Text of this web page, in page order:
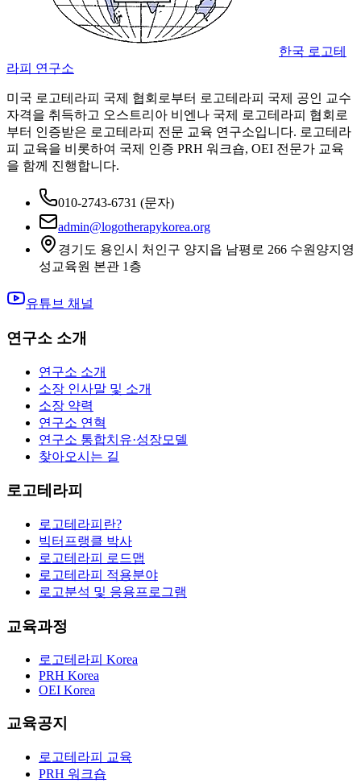
한국 로고테
라피 연구소
미국 로고테라피 국제 협회로부터 로고테라피 국제 공인 교수
자격을 취득하고 오스트리아 비엔나 국제 로고테라피 협회로
부터 인증받은 로고테라피 전문 교육 연구소입니다. 로고테라
피 교육을 비롯하여 국제 인증 PRH 워크숍, OEI 전문가 교육
을 함께 진행합니다.
010-2743-6731 (문자)
admin@logotherapykorea.org
경기도 용인시 처인구 양지읍 남평로 266 수원양지영
성교육원 본관 1층
유튜브 채널
연구소 소개
연구소 소개
소장 인사말 및 소개
소장 약력
연구소 연혁
연구소 통합치유·성장모델
찾아오시는 길
로고테라피
로고테라피란?
빅터프랭클 박사
로고테라피 로드맵
로고테라피 적용분야
로고분석 및 응용프로그램
교육과정
로고테라피 Korea
PRH Korea
OEI Korea
교육공지
로고테라피 교육
PRH 워크숍